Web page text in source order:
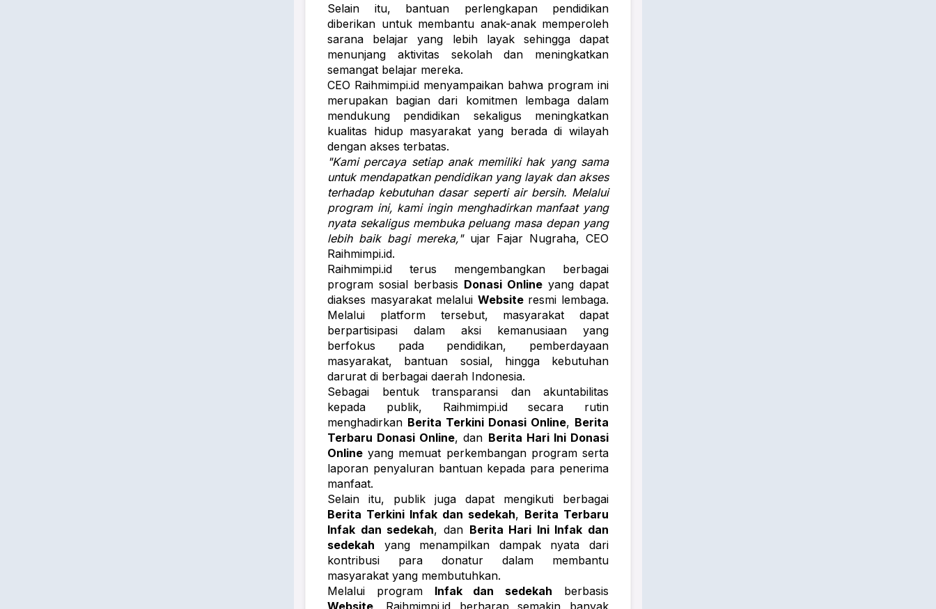
Selain itu, bantuan perlengkapan pendidikan
diberikan untuk membantu anak-anak memperoleh
sarana belajar yang lebih layak sehingga dapat
menunjang aktivitas sekolah dan meningkatkan
semangat belajar mereka.
CEO Raihmimpi.id menyampaikan bahwa program ini
merupakan bagian dari komitmen lembaga dalam
mendukung pendidikan sekaligus meningkatkan
kualitas hidup masyarakat yang berada di wilayah
dengan akses terbatas.
"Kami percaya setiap anak memiliki hak yang sama
untuk mendapatkan pendidikan yang layak dan akses
terhadap kebutuhan dasar seperti air bersih. Melalui
program ini, kami ingin menghadirkan manfaat yang
nyata sekaligus membuka peluang masa depan yang
lebih baik bagi mereka," ujar Fajar Nugraha, CEO
Raihmimpi.id.
Raihmimpi.id terus mengembangkan berbagai
program sosial berbasis Donasi Online yang dapat
diakses masyarakat melalui Website resmi lembaga.
Melalui platform tersebut, masyarakat dapat
berpartisipasi dalam aksi kemanusiaan yang
berfokus pada pendidikan, pemberdayaan
masyarakat, bantuan sosial, hingga kebutuhan
darurat di berbagai daerah Indonesia.
Sebagai bentuk transparansi dan akuntabilitas
kepada publik, Raihmimpi.id secara rutin
menghadirkan Berita Terkini Donasi Online, Berita
Terbaru Donasi Online, dan Berita Hari Ini Donasi
Online yang memuat perkembangan program serta
laporan penyaluran bantuan kepada para penerima
manfaat.
Berita Terkini Infak dan sedekah, Berita Terbaru
Infak dan sedekah, dan Berita Hari Ini Infak dan
sedekah yang menampilkan dampak nyata dari
kontribusi para donatur dalam membantu
masyarakat yang membutuhkan.
Melalui program Infak dan sedekah
Website , Raihmimpi.id berharap semakin banyak